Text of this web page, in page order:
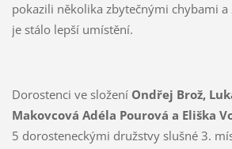
pokazili několika zbytečnými chybami
je stálo lepší umístění.
Dorostenci ve složení Ondřej Brož,
Makovcová Adéla Pourová a Eliška
5 dorosteneckými družstvy slušné 3.